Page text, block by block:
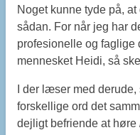
Noget kunne tyde på,
sådan. For når jeg har
profesionelle og faglige
mennesket Heidi, så
I der læser med
forskellige ord det
dejligt befriende at